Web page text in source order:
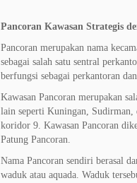
Pancoran Kawasan Strategis
Pancoran merupakan nama
sebagai salah satu sentral
berfungsi sebagai perkantoran
Kawasan Pancoran merupakan
lain seperti Kuningan, Sudirman,
koridor 9. Kawasan Pancoran
Patung Pancoran.
Nama Pancoran sendiri berasal
waduk atau aquada. Waduk